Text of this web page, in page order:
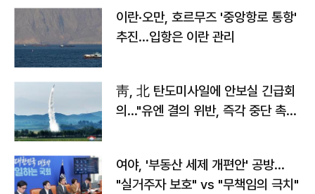
이란·오만, 호르무즈 '중앙항로 통항'
추진…입항은 이란 관리
靑, 北 탄도미사일에 안보실 긴급회
의…"유엔 결의 위반, 즉각 중단 촉
여야, '부동산 세제 개편안' 공방…
"실거주자 보호" vs "무책임의 극치"